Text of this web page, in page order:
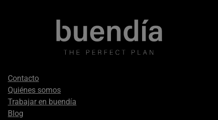
Footer
secondary
Contacto
Quiénes somos
Trabajar en buendía
Blog